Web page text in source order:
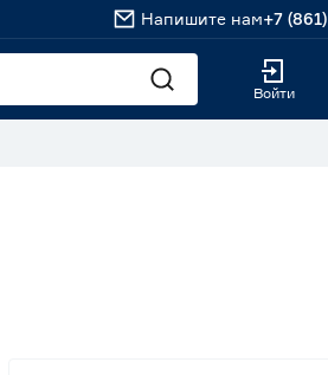
Напишите нам+7
Войти